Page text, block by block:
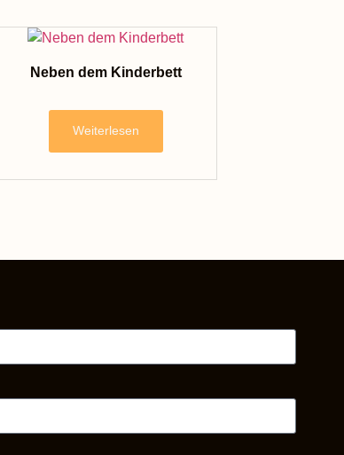
Neben dem Kinderbett
Weiterlesen
Français